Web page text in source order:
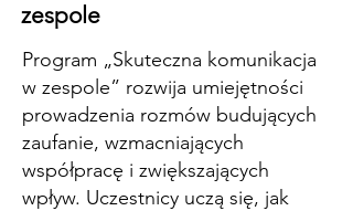
zespole
Program „Skuteczna komunikacja
w zespole” rozwija umiejętności
prowadzenia rozmów budujących
zaufanie, wzmacniających
współpracę i zwiększających
wpływ. Uczestnicy uczą się, jak